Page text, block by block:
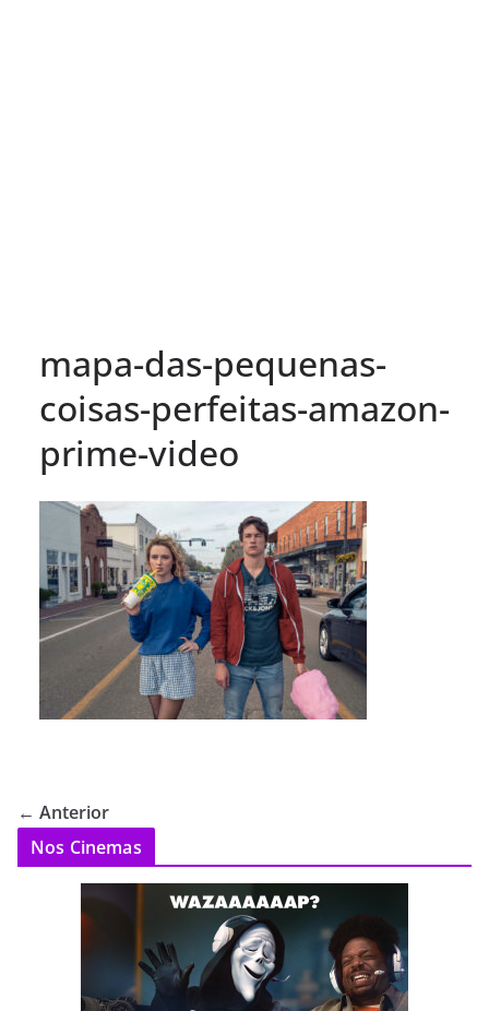
mapa-das-pequenas-
coisas-perfeitas-amazon-
prime-video
← Anterior
Nos Cinemas